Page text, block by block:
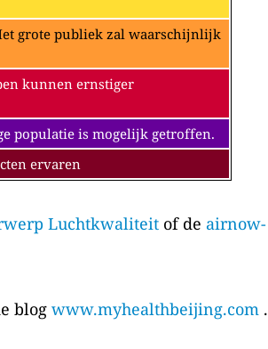
grote publiek zal waarschijnlijk
kunnen ernstiger
populatie is mogelijk getroffen.
ervaren
Luchtkwaliteit of de airnow-
blog www.myhealthbeijing.com.